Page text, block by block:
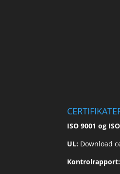
ISO 9001 og
UL: Download
Kontrolrapport: